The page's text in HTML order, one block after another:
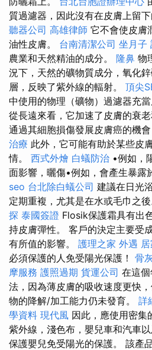
質過濾器，因此沒有在皮膚上留下
聽器公司 高雄律師 它不會使皮膚
油性皮膚。 台南清潔公司 坐月子
農業和天然精油的成分。 隆鼻 物
況下，天然的礦物質成分，氧化
層，反映了紫外線的輻射。 頂尖
中使用的物理（礦物）過濾器充當
從長遠來看，它加速了皮膚的衰
通過其細胞損傷發展皮膚癌的機會
治療 此外，它可能有助於某些皮
情。 西式外燴 白蟻防治 •例如，
面影響，曬傷•例如，會產生暴露
seo 台北除白蟻公司 建議在日光
定期重複，尤其是在水或毛巾之後
探 泰國簽證 Flosik保護霜具有出
持皮膚彈性。 客戶的決定主要受
有所值的影響。 護理之家 外遇
必須保護的人免受陽光保護！ 骨
摩服務 護照過期 貨運公司 在這
法，因為薄皮膚的吸收速度更快
物的降解/加工能力仍未發育。 詳
學資料 現代風 因此，應使用密集
紫外線，淺色布，嬰兒車和汽車
保護嬰兒免受陽光的保護。 該產